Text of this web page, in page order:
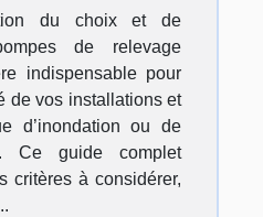
du choix et de
de relevage
indispensable pour
de vos installations et
d’inondation ou de
Ce guide complet
critères à considérer,